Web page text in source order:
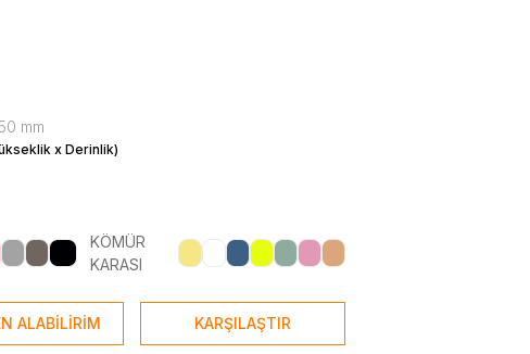
mm
x Derinlik)
KÖMÜR
KARASI
ALABİLİRİM KARŞILAŞTIR